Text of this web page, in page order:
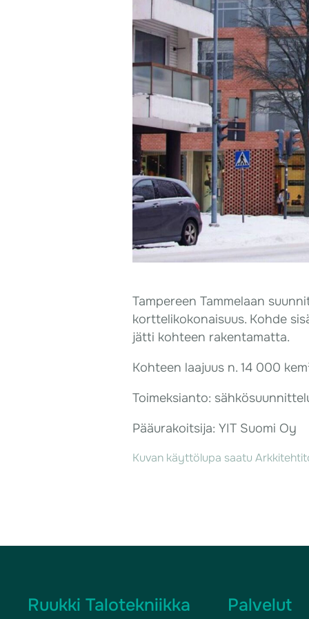
Tampereen Tammelaan
korttelikokonaisuus. Kohde
jätti kohteen rakentamatta.
Kohteen laajuus n. 14 000
Toimeksianto:
Pääurakoitsija: YIT Suomi Oy
Kuvan käyttölupa saatu
Ruukki Talotekniikka Palvelut